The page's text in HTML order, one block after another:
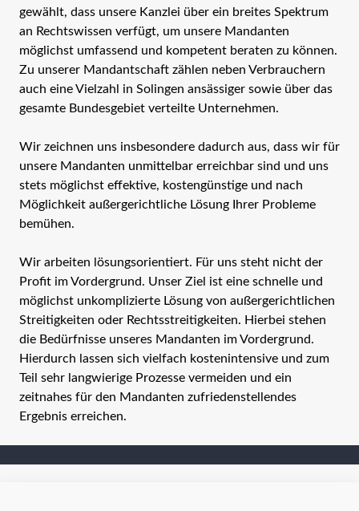
gewählt, dass unsere Kanzlei über ein breites Spektrum
an Rechtswissen verfügt, um unsere Mandanten
möglichst umfassend und kompetent beraten zu können.
Zu unserer Mandantschaft zählen neben Verbrauchern
auch eine Vielzahl in Solingen ansässiger sowie über das
gesamte Bundesgebiet verteilte Unternehmen.
Wir zeichnen uns insbesondere dadurch aus, dass wir für
unsere Mandanten unmittelbar erreichbar sind und uns
stets möglichst effektive, kostengünstige und nach
Möglichkeit außergerichtliche Lösung Ihrer Probleme
bemühen.
Wir arbeiten lösungsorientiert. Für uns steht nicht der
Profit im Vordergrund. Unser Ziel ist eine schnelle und
möglichst unkomplizierte Lösung von außergerichtlichen
Streitigkeiten oder Rechtsstreitigkeiten. Hierbei stehen
die Bedürfnisse unseres Mandanten im Vordergrund.
Hierdurch lassen sich vielfach kostenintensive und zum
Teil sehr langwierige Prozesse vermeiden und ein
zeitnahes für den Mandanten zufriedenstellendes
Ergebnis erreichen.